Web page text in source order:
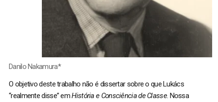
Danilo Nakamura*
O objetivo deste trabalho não é dissertar sobre o que Lukács
“realmente disse” emHistória e Consciência de Classe. Nossa